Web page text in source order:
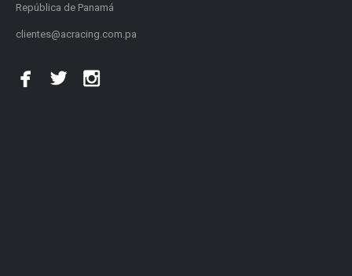
República de Panamá
clientes@acracing.com.pa